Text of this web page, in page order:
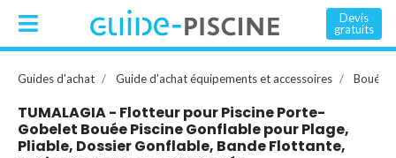
Devis
gratuits
Guides d'achat Guide d'achat équipements et accessoires Bouée,
TUMALAGIA - Flotteur pour Piscine Porte-
Gobelet Bouée Piscine Gonflable pour Plage,
Pliable, Dossier Gonflable, Bande Flottante,